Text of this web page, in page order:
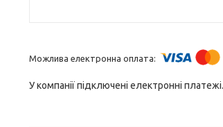
У компанії підключені електронні